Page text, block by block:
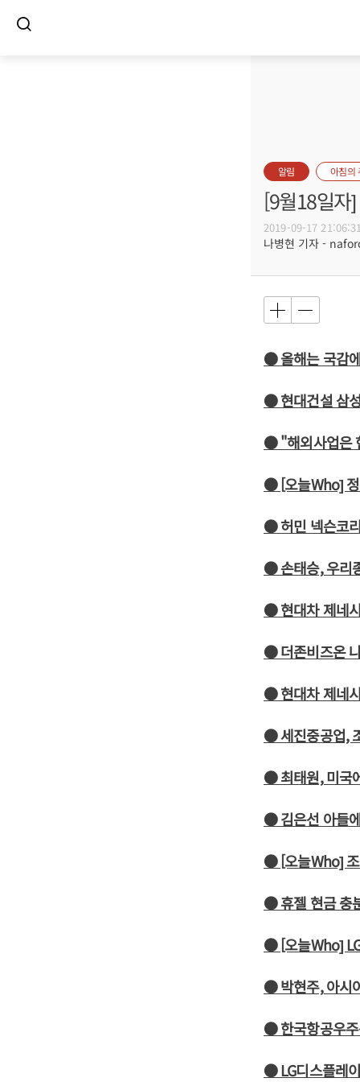
알림 아침의
[9월18일자
2019-09-17
나병현 기자 -
● 올해는 국감
● 현대건설 삼
● "해외사업은
● [오늘Who] 정
● 허민 넥슨코
● 손태승, 우리
● 현대차 제네
● 더존비즈온
● 현대차 제네
● 세진중공업,
● 최태원, 미국
● 김은선 아들
● [오늘Who] 조
● 휴젤 현금 충
● [오늘Who]
● 박현주, 아시
● 한국항공우주
● LG디스플레